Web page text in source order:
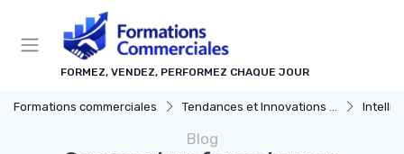
FORMEZ, VENDEZ, PERFORMEZ CHAQUE JOUR
Formations commerciales Tendances et Innovations dans la formation commerciale
Blog
Panneau de gestion des cookies